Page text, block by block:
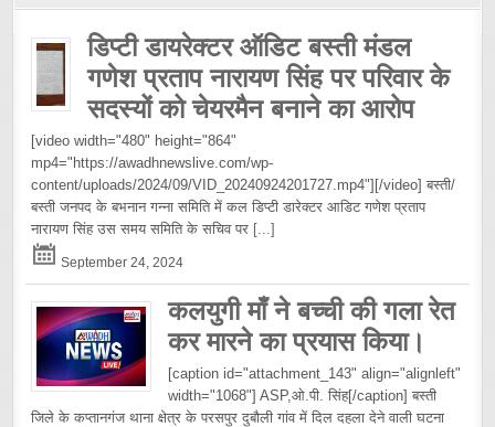
डिप्टी डायरेक्टर ऑडिट बस्ती मंडल
गणेश प्रताप नारायण सिंह पर परिवार के
सदस्यों को चेयरमैन बनाने का आरोप
[video width="480" height="864"
mp4="https://awadhnewslive.com/wp-
content/uploads/2024/09/VID_20240924201727.mp4"][/video] बस्ती/
बस्ती जनपद के बभनान गन्ना समिति में कल डिप्टी डारेक्टर आडिट गणेश प्रताप
नारायण सिंह उस समय समिति के सचिव पर [...]
September 24, 2024
कलयुगी माँ ने बच्ची की गला रेत
कर मारने का प्रयास किया।
[caption id="attachment_143" align="alignleft"
width="1068"] ASP,ओ.पी. सिंह[/caption] बस्ती
जिले के कप्तानगंज थाना क्षेत्र के परसपुर दुबौली गांव में दिल दहला देने वाली घटना